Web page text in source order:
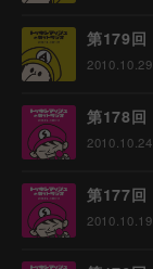
第179回
2010.10.29
第178回
2010.10.24
第177回
2010.10.19